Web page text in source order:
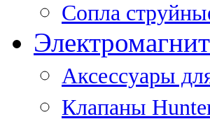
Сопла
Аксессуары
Клапаны